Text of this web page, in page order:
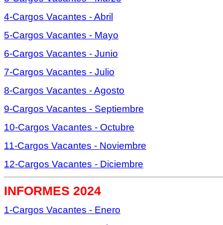
4-Cargos Vacantes - Abril
5-Cargos Vacantes - Mayo
6-Cargos Vacantes - Junio
7-Cargos Vacantes - Julio
8-Cargos Vacantes - Agosto
9-Cargos Vacantes - Septiembre
10-Cargos Vacantes - Octubre
11-Cargos Vacantes - Noviembre
12-Cargos Vacantes - Diciembre
INFORMES 2024
1-Cargos Vacantes - Enero